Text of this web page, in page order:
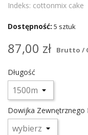
Indeks: cottonmix cake
Dostępność: 5 sztuk
87,00 zł Brutto /
Długość
Dowijka Zewnętrznego